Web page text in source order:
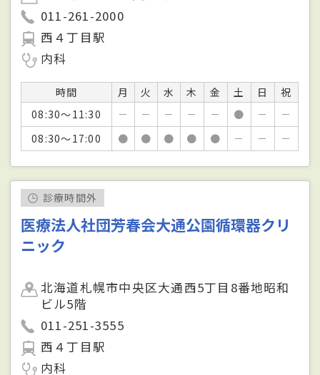
011-261-2000
西４丁目駅
内科
時間 月 火 水 木 金 土 日
祝
08:30～11:30
－ － － － － ● －
－
08:30～17:00
● ● ● ● ● － － －
診療時間外
医療法人社団芳春会大通公園循環器クリ
ニック
北海道札幌市中央区大通西5丁目8番地昭和
ビル5階
011-251-3555
西４丁目駅
内科